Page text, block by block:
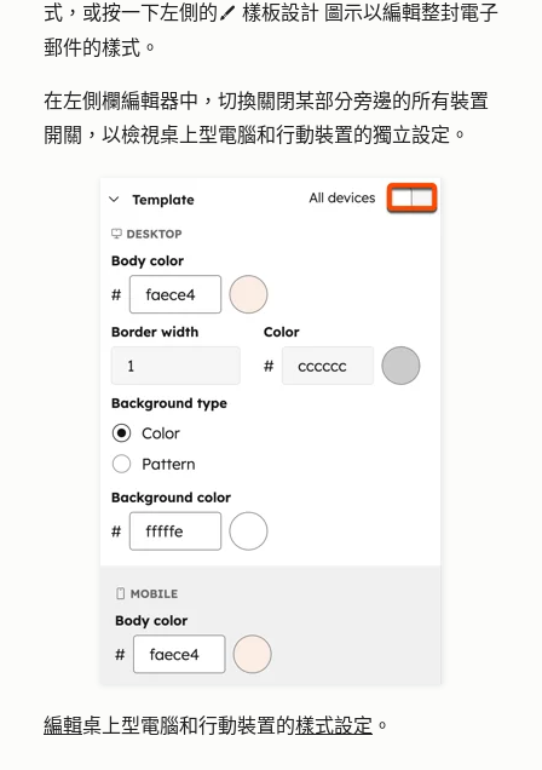
式，或按一下左側的styles 樣板設計 圖示以編輯整封電子
郵件的樣式。
在左側欄編輯器中，切換關閉某部分旁邊的所有裝置
開關，以檢視桌上型電腦和行動裝置的獨立設定。
編輯桌上型電腦和行動裝置的樣式設定 。